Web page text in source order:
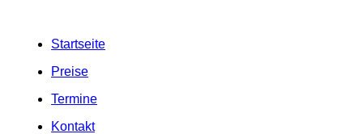
Startseite
Preise
Termine
Kontakt